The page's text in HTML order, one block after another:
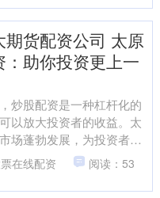
期货配资公司 太原
：助你投资更上一
炒股配资是一种杠杆化的
以放大投资者的收益。太
场蓬勃发展，为投资者提
配资选择。 1. 注册资金要
票配资....
在线配资 阅读：53